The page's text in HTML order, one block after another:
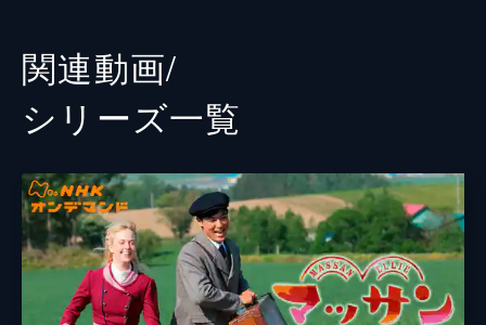
関連動画/
シリーズ⼀覧